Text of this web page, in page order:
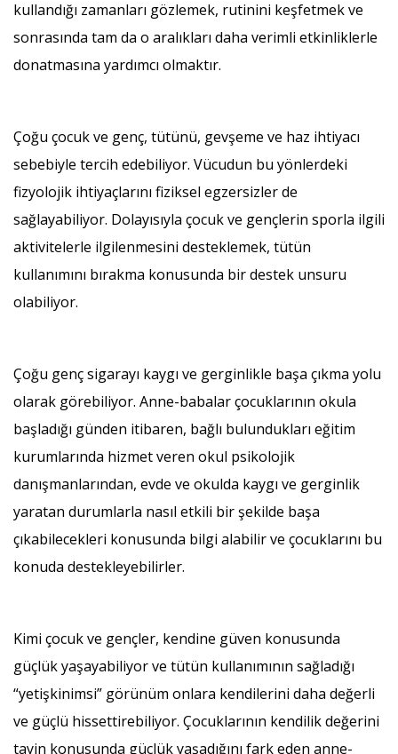
kullandığı zamanları gözlemek, rutinini keşfetmek ve
sonrasında tam da o aralıkları daha verimli etkinliklerle
donatmasına yardımcı olmaktır.
Çoğu çocuk ve genç, tütünü, gevşeme ve haz ihtiyacı
sebebiyle tercih edebiliyor. Vücudun bu yönlerdeki
fizyolojik ihtiyaçlarını fiziksel egzersizler de
sağlayabiliyor. Dolayısıyla çocuk ve gençlerin sporla ilgili
aktivitelerle ilgilenmesini desteklemek, tütün
kullanımını bırakma konusunda bir destek unsuru
olabiliyor.
Çoğu genç sigarayı kaygı ve gerginlikle başa çıkma yolu
olarak görebiliyor. Anne-babalar çocuklarının okula
başladığı günden itibaren, bağlı bulundukları eğitim
kurumlarında hizmet veren okul psikolojik
danışmanlarından, evde ve okulda kaygı ve gerginlik
yaratan durumlarla nasıl etkili bir şekilde başa
çıkabilecekleri konusunda bilgi alabilir ve çocuklarını bu
konuda destekleyebilirler.
Kimi çocuk ve gençler, kendine güven konusunda
güçlük yaşayabiliyor ve tütün kullanımının sağladığı
“yetişkinimsi” görünüm onlara kendilerini daha değerli
ve güçlü hissettirebiliyor. Çocuklarının kendilik değerini
tayin konusunda güçlük yaşadığını fark eden anne-